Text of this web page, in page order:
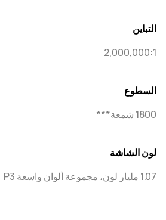
التباين
2,000,000:1
السطوع
1800 شمعة***
لون الشاشة
1.07 مليار لون، مجموعة ألوان واسعة P3